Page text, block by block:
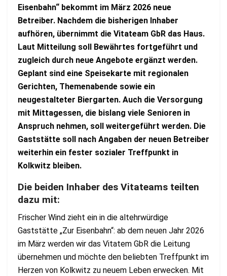
Eisenbahn“ bekommt im März 2026 neue
Betreiber. Nachdem die bisherigen Inhaber
aufhören, übernimmt die Vitateam GbR das Haus.
Laut Mitteilung soll Bewährtes fortgeführt und
zugleich durch neue Angebote ergänzt werden.
Geplant sind eine Speisekarte mit regionalen
Gerichten, Themenabende sowie ein
neugestalteter Biergarten. Auch die Versorgung
mit Mittagessen, die bislang viele Senioren in
Anspruch nehmen, soll weitergeführt werden. Die
Gaststätte soll nach Angaben der neuen Betreiber
weiterhin ein fester sozialer Treffpunkt in
Kolkwitz bleiben.
Die beiden Inhaber des Vitateams teilten
dazu mit:
Frischer Wind zieht ein in die altehrwürdige
Gaststätte „Zur Eisenbahn“: ab dem neuen Jahr 2026
im März werden wir das Vitatem GbR die Leitung
übernehmen und möchte den beliebten Treffpunkt im
Herzen von Kolkwitz zu neuem Leben erwecken. Mit